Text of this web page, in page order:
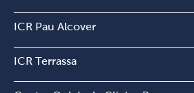
ICR Pau Alcover
ICR Terrassa